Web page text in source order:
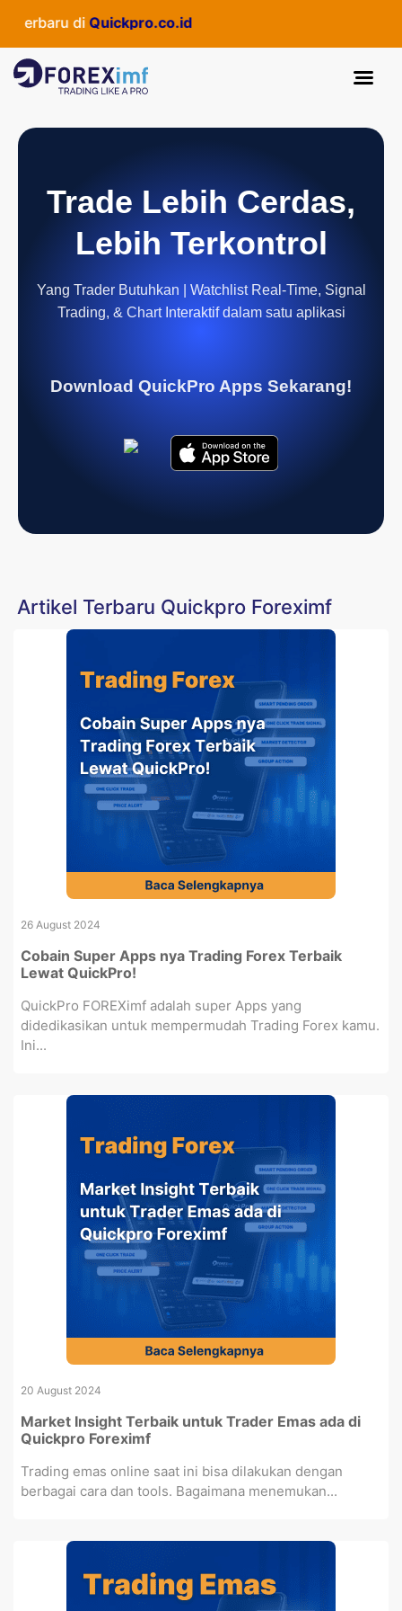
di Quickpro.co.id
Trade Lebih Cerdas,
Lebih Terkontrol
Yang Trader Butuhkan | Watchlist Real-Time, Signal
Trading, & Chart Interaktif dalam satu aplikasi
Download QuickPro Apps Sekarang!
Artikel Terbaru Quickpro Foreximf
26 August 2024
Cobain Super Apps nya Trading Forex Terbaik
Lewat QuickPro!
QuickPro FOREXimf adalah super Apps yang
didedikasikan untuk mempermudah Trading Forex kamu.
Ini...
20 August 2024
Market Insight Terbaik untuk Trader Emas ada di
Quickpro Foreximf
Trading emas online saat ini bisa dilakukan dengan
berbagai cara dan tools. Bagaimana menemukan...